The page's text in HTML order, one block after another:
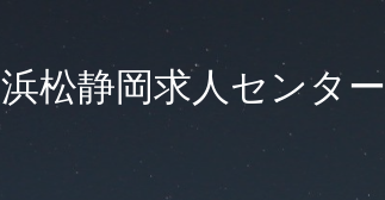
浜松静岡求人センター